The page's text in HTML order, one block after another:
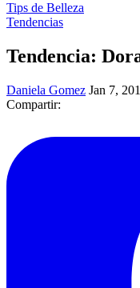
Tips de Belleza
Tendencias
Tendencia:
Daniela Gomez Jan 7,
Compartir: